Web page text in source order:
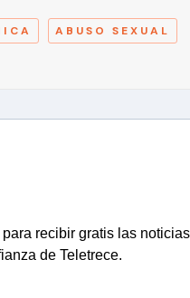
ABUSO SEXUAL
recibir gratis las noticias
de Teletrece.